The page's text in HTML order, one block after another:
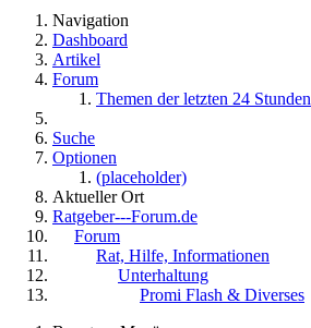
Navigation
Dashboard
Artikel
Forum
Themen der letzten 24 Stunden
Suche
Optionen
(placeholder)
Aktueller Ort
Ratgeber---Forum.de
Forum
Rat, Hilfe, Informationen
Unterhaltung
Promi Flash & Diverses